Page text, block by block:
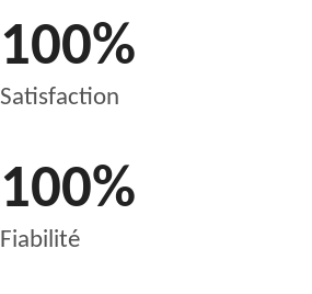
100%
Satisfaction
100%
Fiabilité